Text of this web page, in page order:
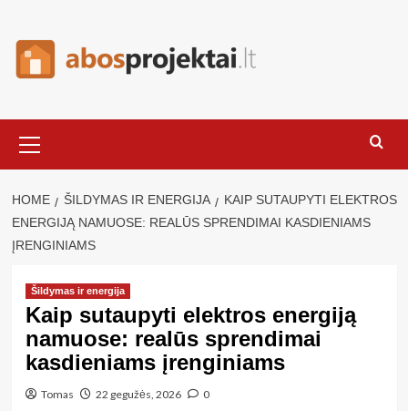
content
Menu
HOME ŠILDYMAS IR ENERGIJA
KAIP SUTAUPYTI ELEKTROS
ENERGIJĄ NAMUOSE: REALŪS SPRENDIMAI KASDIENIAMS
ĮRENGINIAMS
Šildymas ir energija
Kaip sutaupyti elektros energiją
namuose: realūs sprendimai
kasdieniams įrenginiams
Tomas 22 gegužės, 2026 0